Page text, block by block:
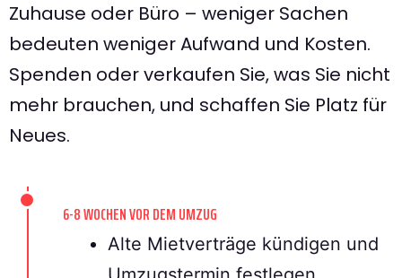
Zuhause oder Büro – weniger Sachen
bedeuten weniger Aufwand und Kosten.
Spenden oder verkaufen Sie, was Sie nicht
mehr brauchen, und schaffen Sie Platz für
Neues.
6-8 WOCHEN VOR DEM UMZUG
Alte Mietverträge kündigen und